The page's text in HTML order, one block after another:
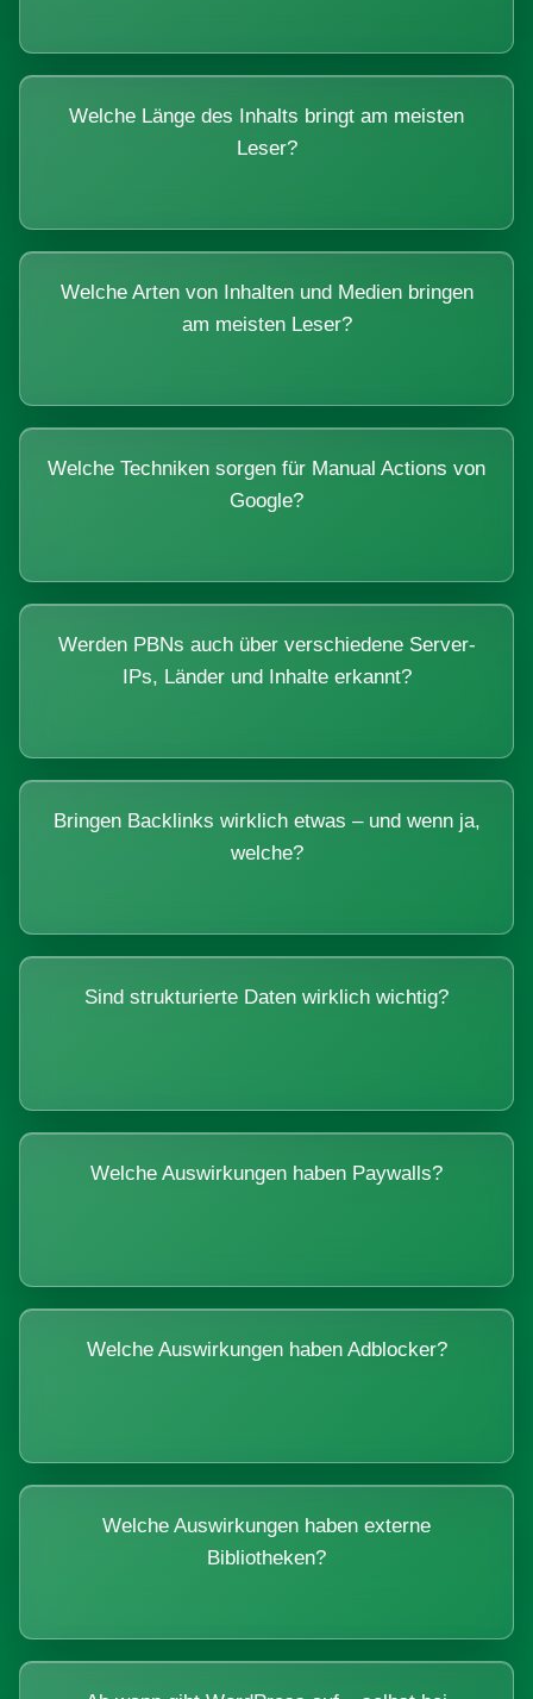
Welche Länge des Inhalts bringt am meisten
Leser?
Welche Arten von Inhalten und Medien bringen
am meisten Leser?
Welche Techniken sorgen für Manual Actions von
Google?
Werden PBNs auch über verschiedene Server-
IPs, Länder und Inhalte erkannt?
Bringen Backlinks wirklich etwas – und wenn ja,
welche?
Sind strukturierte Daten wirklich wichtig?
Welche Auswirkungen haben Paywalls?
Welche Auswirkungen haben Adblocker?
Welche Auswirkungen haben externe
Bibliotheken?